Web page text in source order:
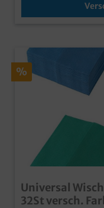
%
Universal
32St versch.